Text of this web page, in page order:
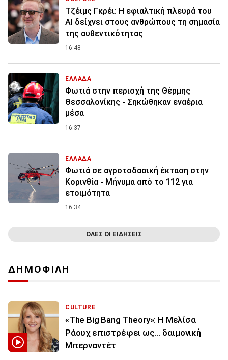
Τζέιμς Γκρέι: H εφιαλτική πλευρά του
ΑI δείχνει στους ανθρώπους τη σημασία
της αυθεντικότητας
16:48
ΕΛΛΑΔΑ
Φωτιά στην περιοχή της Θέρμης
Θεσσαλονίκης - Σηκώθηκαν εναέρια
μέσα
16:37
ΕΛΛΑΔΑ
Φωτιά σε αγροτοδασική έκταση στην
Κορινθία - Μήνυμα από το 112 για
ετοιμότητα
16:34
ΟΛΕΣ ΟΙ ΕΙΔΗΣΕΙΣ
ΔΗΜΟΦΙΛΗ
CULTURE
«The Big Bang Theory»: Η Μελίσα
Ράουχ επιστρέφει ως… δαιμονική
Μπερναντέτ